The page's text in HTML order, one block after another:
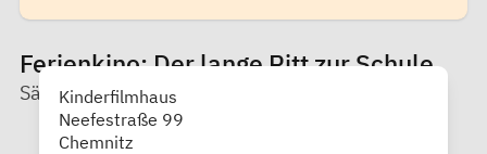
Ferienkino: Der lange Ritt zur Schule
Sächsischer Kinder- und Jugendfilmdienst e. V.
Kinderfilmhaus
Neefestraße 99
Chemnitz